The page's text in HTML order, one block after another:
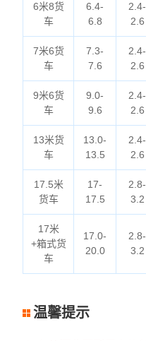
6米8货
车
6.4-
6.8
2.4-
2.6
7米6货
车
7.3-
7.6
2.4-
2.6
9米6货
车
9.0-
9.6
2.4-
2.6
13米货
车
13.0-
13.5
2.4-
2.6
17.5米
货车
17-
17.5
2.8-
3.2
17米
+箱式货
车
17.0-
20.0
2.8-
3.2
温馨提示